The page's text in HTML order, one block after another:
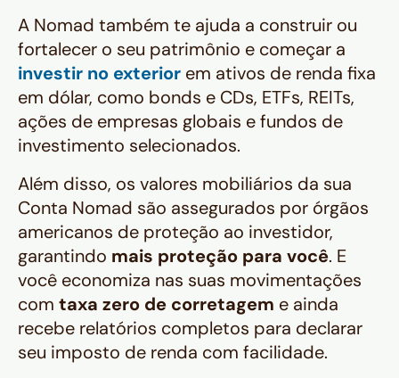
A Nomad também te ajuda a construir ou
fortalecer o seu patrimônio e começar a
investir no exterior em ativos de renda fixa
em dólar, como bonds e CDs, ETFs, REITs,
ações de empresas globais e fundos de
investimento selecionados.
Além disso, os valores mobiliários da sua
Conta Nomad são assegurados por órgãos
americanos de proteção ao investidor,
garantindo mais proteção para você. E
você economiza nas suas movimentações
com taxa zero de corretagem e ainda
recebe relatórios completos para declarar
seu imposto de renda com facilidade.